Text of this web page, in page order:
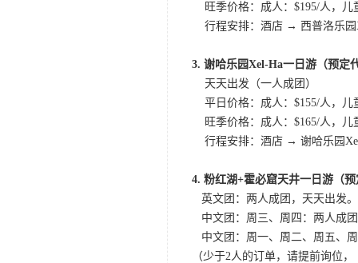
旺季价格：成人：$195/人，儿
行程安排：酒店 → 西普洛乐园
3. 谢哈乐园Xel-Ha一日游（预定
天天出发（一人成团）
平日价格：成人：$155/人，儿
旺季价格：成人：$165/人，儿
行程安排：酒店 → 谢哈乐园
4. 粉红湖+霍必窟天井一日游（
英文团：两人成团，天天出发。
中文团：周三、周四：两人成
中文团：周一、周二、周五、
（少于2人的订单，请提前询位